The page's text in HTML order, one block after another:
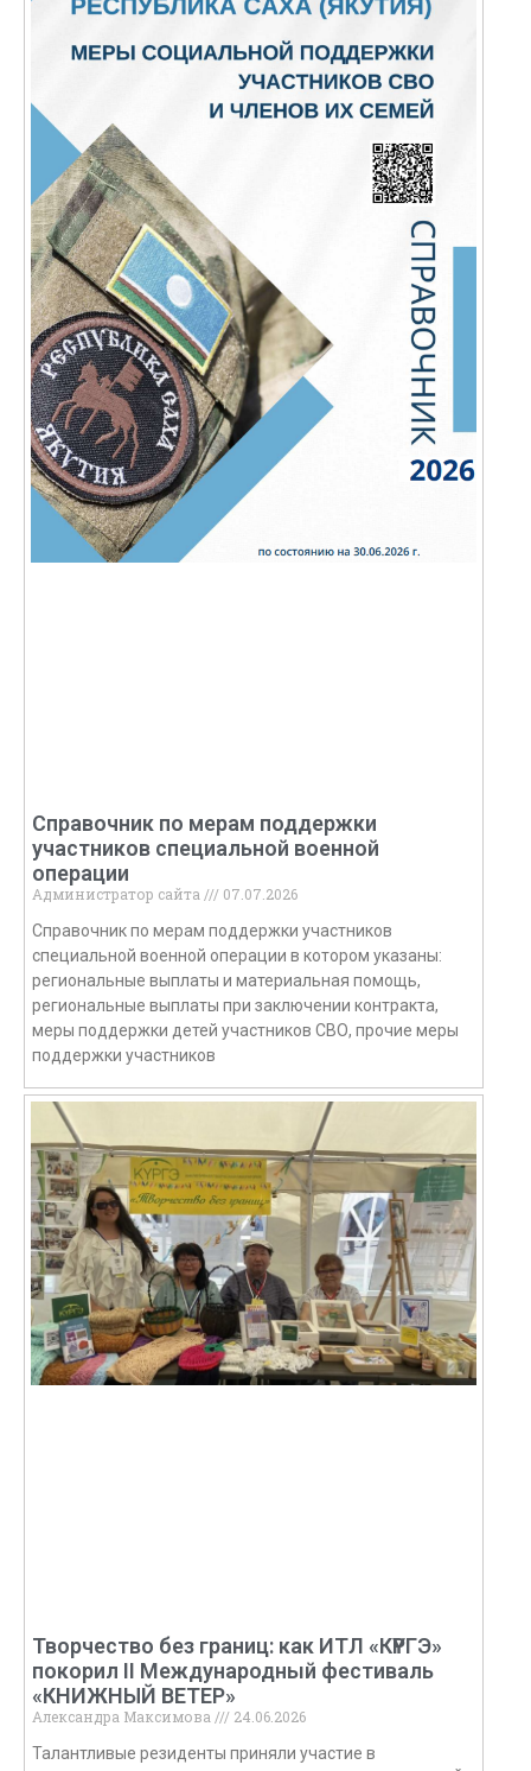
Справочник по мерам поддержки
участников специальной военной
операции
Администратор сайта
07.07.2026
Справочник по мерам поддержки участников
специальной военной операции в котором указаны:
региональные выплаты и материальная помощь,
региональные выплаты при заключении контракта,
меры поддержки детей участников СВО, прочие меры
поддержки участников
Творчество без границ: как ИТЛ «КҮРГЭ»
покорил II Международный фестиваль
«КНИЖНЫЙ ВЕТЕР»
Александра Максимова
24.06.2026
Талантливые резиденты приняли участие в